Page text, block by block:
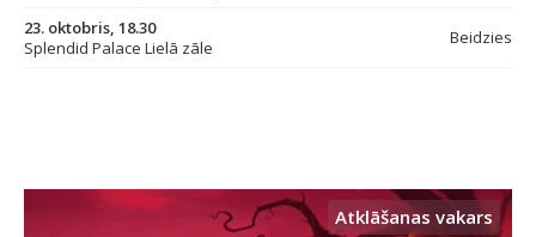
23. oktobris, 18.30
Splendid Palace Lielā zāle
Beidzies
Atklāšanas vakars